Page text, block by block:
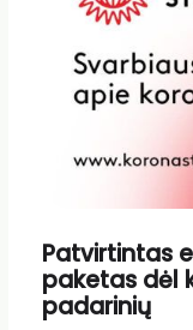
Patvirtintas
paketas dėl
padarinių